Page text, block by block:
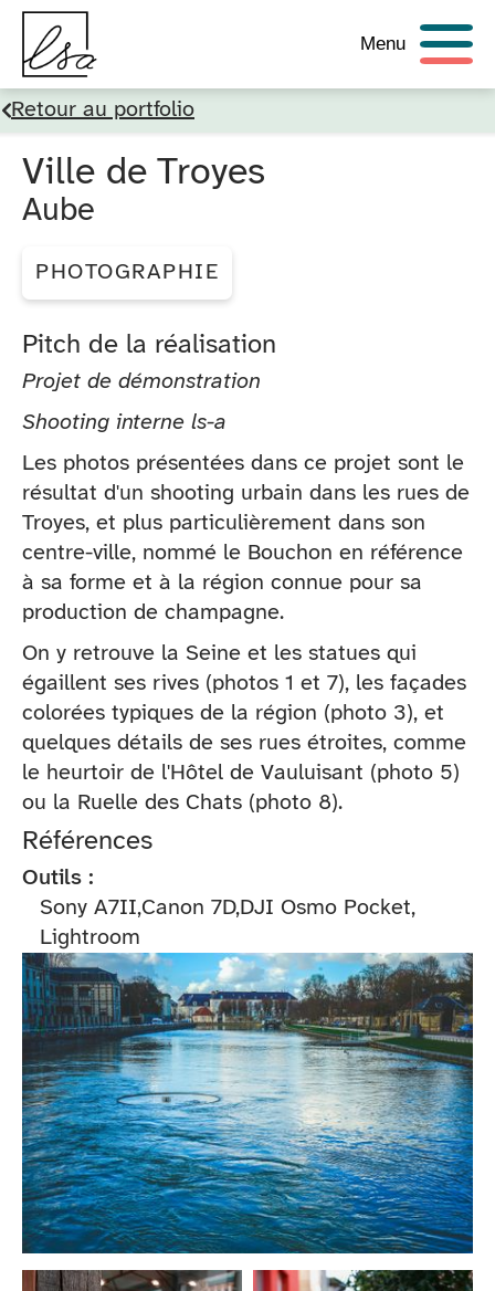
Menu
Retour au portfolio
Ville de Troyes
Aube
PHOTOGRAPHIE
Pitch de la réalisation
Projet de démonstration
Shooting interne ls-a
Les photos présentées dans ce projet sont le
résultat d'un shooting urbain dans les rues de
Troyes, et plus particulièrement dans son
centre-ville, nommé le Bouchon en référence
à sa forme et à la région connue pour sa
production de champagne.
On y retrouve la Seine et les statues qui
égaillent ses rives (photos 1 et 7), les façades
colorées typiques de la région (photo 3), et
quelques détails de ses rues étroites, comme
le heurtoir de l'Hôtel de Vauluisant (photo 5)
ou la Ruelle des Chats (photo 8).
Références
Outils :
Sony A7II Canon 7D DJI Osmo Pocket
Lightroom